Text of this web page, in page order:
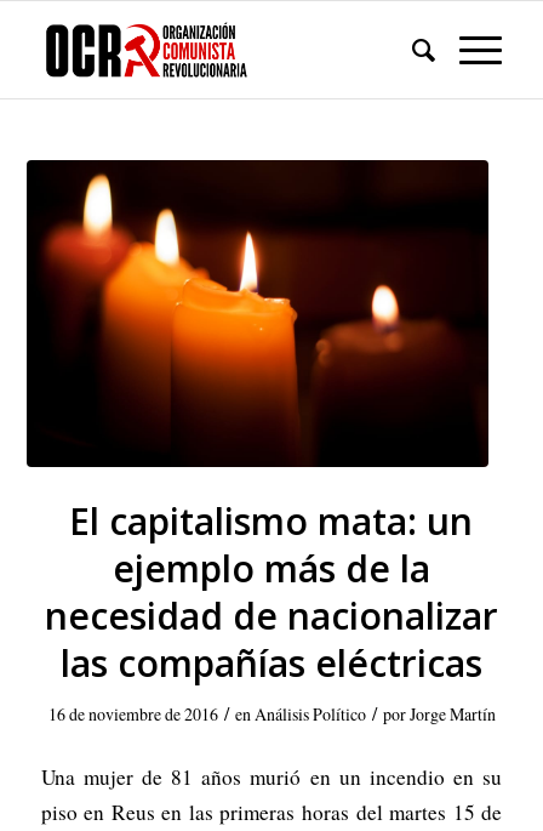
El capitalismo mata: un
ejemplo más de la
necesidad de nacionalizar
las compañías eléctricas
16 de noviembre de 2016 / enAnálisis Político / porJorge Martín
Una mujer de 81 años murió en un incendio en su
piso en Reus en las primeras horas del martes 15 de